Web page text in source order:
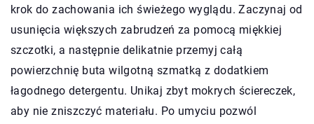
krok do zachowania ich świeżego wyglądu. Zaczynaj od
usunięcia większych zabrudzeń za pomocą miękkiej
szczotki, a następnie delikatnie przemyj całą
powierzchnię buta wilgotną szmatką z dodatkiem
łagodnego detergentu. Unikaj zbyt mokrych ściereczek,
aby nie zniszczyć materiału. Po umyciu pozwól